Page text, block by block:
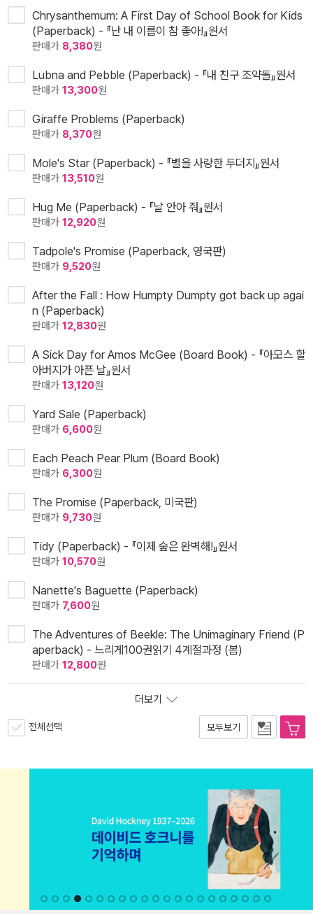
Chrysanthemum: A First Day of School Book for Kids
(Paperback) - 『난 내 이름이 참 좋아!』원서
판매가 8,380원
Lubna and Pebble (Paperback) - 『내 친구 조약돌』원서
판매가 13,300원
Giraffe Problems (Paperback)
판매가 8,370원
Mole's Star (Paperback) - 『별을 사랑한 두더지』원서
판매가 13,510원
Hug Me (Paperback) - 『날 안아 줘』원서
판매가 12,920원
Tadpole's Promise (Paperback, 영국판)
판매가 9,520원
After the Fall : How Humpty Dumpty got back up agai
n (Paperback)
판매가 12,830원
A Sick Day for Amos McGee (Board Book) - 『아모스 할
아버지가 아픈 날』원서
판매가 13,120원
Yard Sale (Paperback)
판매가 6,600원
Each Peach Pear Plum (Board Book)
판매가 6,300원
The Promise (Paperback, 미국판)
판매가 9,730원
Tidy (Paperback) - 『이제 숲은 완벽해!』원서
판매가 10,570원
Nanette's Baguette (Paperback)
판매가 7,600원
The Adventures of Beekle: The Unimaginary Friend (P
aperback) - 느리게100권읽기 4계절과정 (봄)
판매가 12,800원
더보기
전체선택 모두보기